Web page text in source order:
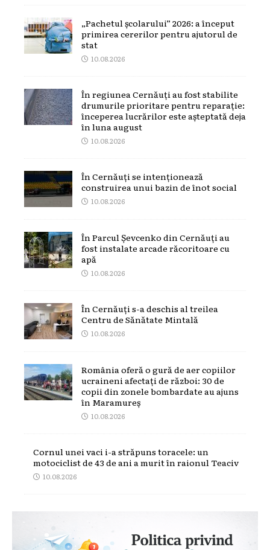
„Pachetul școlarului” 2026: a început
primirea cererilor pentru ajutorul de
stat
10.08.2026
În regiunea Cernăuți au fost stabilite
drumurile prioritare pentru reparație:
începerea lucrărilor este așteptată deja
în luna august
10.08.2026
În Cernăuți se intenționează
construirea unui bazin de înot social
10.08.2026
În Parcul Șevcenko din Cernăuți au
fost instalate arcade răcoritoare cu
apă
10.08.2026
În Cernăuți s-a deschis al treilea
Centru de Sănătate Mintală
10.08.2026
România oferă o gură de aer copiilor
ucraineni afectați de război: 30 de
copii din zonele bombardate au ajuns
în Maramureș
10.08.2026
Cornul unei vaci i-a străpuns toracele: un
motociclist de 43 de ani a murit în raionul Teaciv
10.08.2026